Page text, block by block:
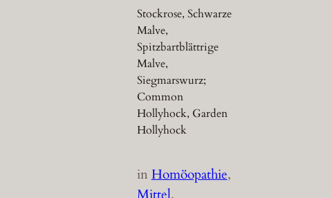
Stockrose, Schwarze
Malve,
Spitzbartblättrige
Malve,
Siegmarswurz;
Common
Hollyhock, Garden
Hollyhock
inHomöopathie